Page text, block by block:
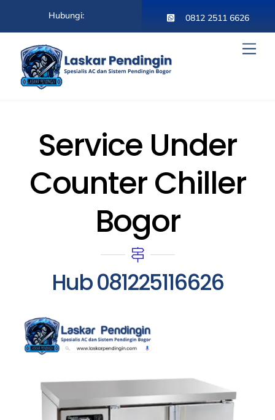
content
Hubungi: 0812 2511 6626
Service Under
Counter Chiller
Bogor
Hub 081225116626